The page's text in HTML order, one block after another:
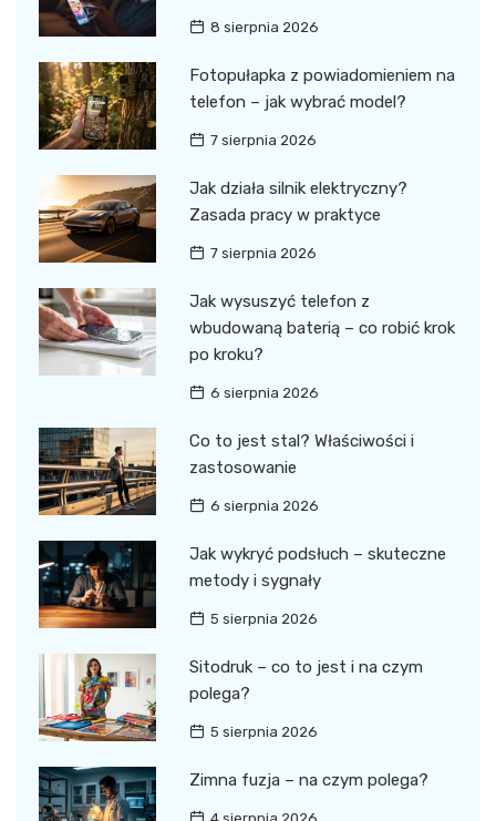
8 sierpnia 2026
Fotopułapka z powiadomieniem na
telefon – jak wybrać model?
7 sierpnia 2026
Jak działa silnik elektryczny?
Zasada pracy w praktyce
7 sierpnia 2026
Jak wysuszyć telefon z
wbudowaną baterią – co robić krok
po kroku?
6 sierpnia 2026
Co to jest stal? Właściwości i
zastosowanie
6 sierpnia 2026
Jak wykryć podsłuch – skuteczne
metody i sygnały
5 sierpnia 2026
Sitodruk – co to jest i na czym
polega?
5 sierpnia 2026
Zimna fuzja – na czym polega?